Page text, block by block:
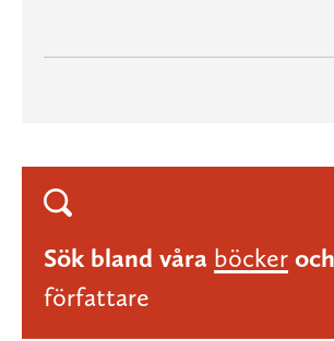
Sök bland våra böcker och
författare